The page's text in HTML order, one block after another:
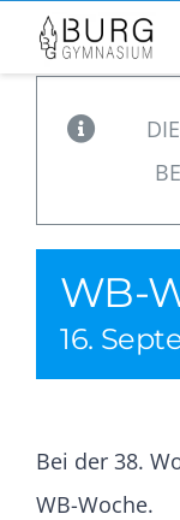
Zum
Inhalt
springen
WB-
16.
Bei der 38.
WB-Woche.